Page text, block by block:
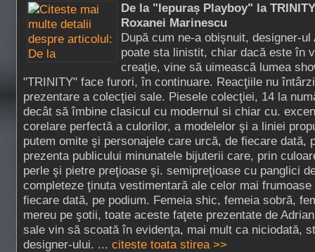
De la "Iepuraș Playboy" la
Roxanei Marinescu
După cum ne-a obişnuit, designer-ul
poate sta linistit, chiar dacă este în
creaţie, vine să uimească lumea
"TRINITY" face furori, în continuare. Reacţiile nu
prezentare a colecţiei sale. Piesele colecţiei, 14 la
decât să îmbine clasicul cu modernul si chiar cu.
corelare perfectă a culorilor, a modelelor şi a liniei
putem omite şi personajele care urcă, de fiecare dată,
prezenta publicului minunatele bijuterii care, prin
perle şi pietre preţioase şi. semipreţioase cu panglici
completeze ţinuta vestimentară ale celor mai
fiecare dată, pe podium. Femeia shic, femeia sobră,
mereu pe şotii, toate aceste faţete prezentate de
sale vin să scoată în evidenţa, mai mult ca niciodată,
designer-ului. ... citeste toata stirea >>